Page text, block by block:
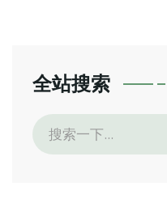
全站搜索